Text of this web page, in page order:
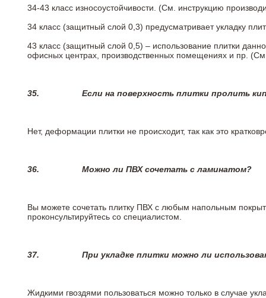
34-43 класс износоустойчивости. (См. инструкцию
34 класс (защитный слой 0,3) предусматривает укладку
43 класс (защитный слой 0,5) – использование плитки
офисных центрах, производственных помещениях и пр.
35. Если на поверхность плитки пролить
Нет, деформации плитки не происходит, так как это
36. Можно ли ПВХ сочетать с ламинатом?
Вы можете сочетать плитку ПВХ с любым напольным
проконсультируйтесь со специалистом.
37. При укладке плитки можно ли
Жидкими гвоздями пользоваться можно только в случае